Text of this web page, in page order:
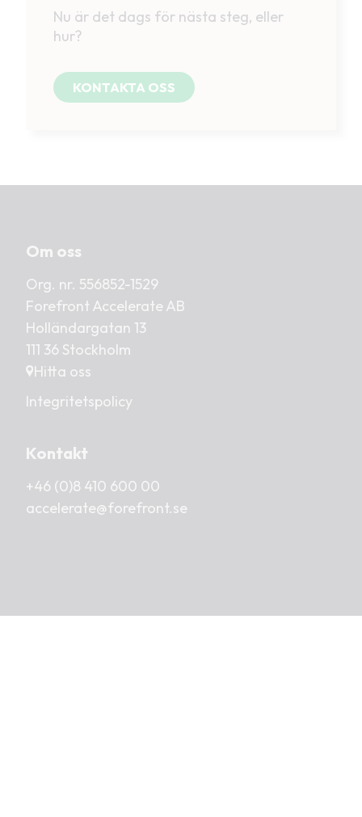
Nu är det dags för nästa steg, eller
hur?
KONTAKTA OSS
Om oss
Org. nr. 556852-1529
Forefront Accelerate AB
Holländargatan 13
111 36 Stockholm
Hitta oss
Integritetspolicy
Kontakt
+46 (0)8 410 600 00
‍‍accelerate@forefront.se